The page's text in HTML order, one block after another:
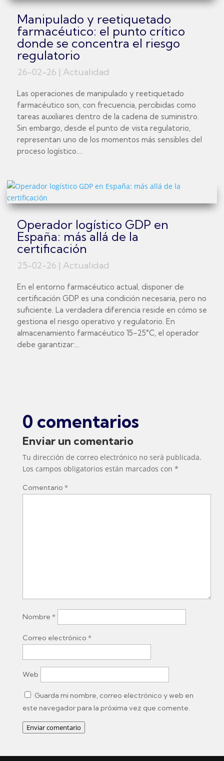
Manipulado y reetiquetado
farmacéutico: el punto crítico
donde se concentra el riesgo
regulatorio
26-02-26 | Actualidad
Las operaciones de manipulado y reetiquetado
farmacéutico son, con frecuencia, percibidas como
tareas auxiliares dentro de la cadena de suministro.
Sin embargo, desde el punto de vista regulatorio,
representan uno de los momentos más sensibles del
proceso logístico....
Operador logístico GDP en
España: más allá de la
certificación
25-02-26 | Actualidad
En el entorno farmacéutico actual, disponer de
certificación GDP es una condición necesaria, pero no
suficiente. La verdadera diferencia reside en cómo se
gestiona el riesgo operativo y regulatorio. En
almacenamiento farmacéutico 15–25°C, el operador
debe garantizar:...
0 comentarios
Enviar un comentario
Tu dirección de correo electrónico no será publicada.
Los campos obligatorios están marcados con *
Comentario *
Nombre *
Correo electrónico *
Web
Guarda mi nombre, correo electrónico y web en
este navegador para la próxima vez que comente.
Enviar comentario